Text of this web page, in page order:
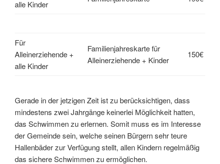
alle Kinder
Für
Alleinerziehende +
alle Kinder
Familienjahreskarte für
Alleinerziehende + Kinder
150€
Gerade in der jetzigen Zeit ist zu berücksichtigen, dass
mindestens zwei Jahrgänge keinerlei Möglichkeit hatten,
das Schwimmen zu erlernen. Somit muss es im Interesse
der Gemeinde sein, welche seinen Bürgern sehr teure
Hallenbäder zur Verfügung stellt, allen Kindern regelmäßig
das sichere Schwimmen zu ermöglichen.